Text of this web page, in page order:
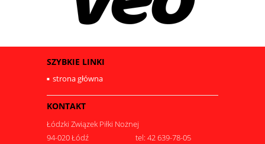
SZYBKIE LINKI
strona główna
KONTAKT
Łódzki Związek Piłki Nożnej
94-020 Łódź
tel: 42 639-78-05